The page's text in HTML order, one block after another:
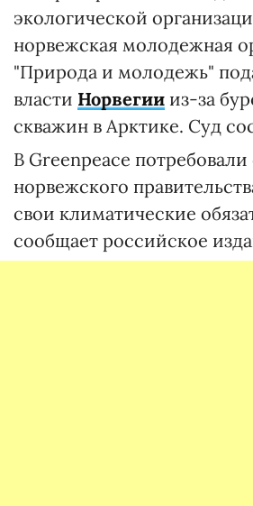
экологической
норвежская молодежная
"Природа и молодежь"
власти Норвегии из-за
скважин в Арктике. Суд
В Greenpeace потребовали
норвежского
свои климатические
сообщает российское